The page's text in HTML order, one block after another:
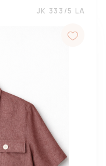
JK 333/5 LA